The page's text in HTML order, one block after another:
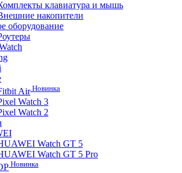
клавиатура и мышь
накопители
оборудование
AirНовинка
Watch 3
Watch 2
Watch GT 5
Watch GT 5 Pro
Новинка